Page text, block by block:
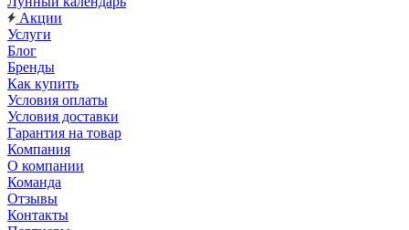
Акции
Услуги
Блог
Бренды
Как купить
Условия оплаты
Условия доставки
Гарантия на товар
Компания
О компании
Команда
Отзывы
Контакты